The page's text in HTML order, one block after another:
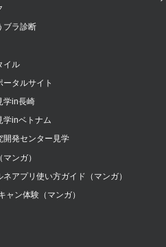
ブラ診断
イル
ータルサイト
学in長崎
学inベトナム
開発センター見学
ンガ）
ネアプリ使い方ガイド（マンガ）
ャン体験（マンガ）